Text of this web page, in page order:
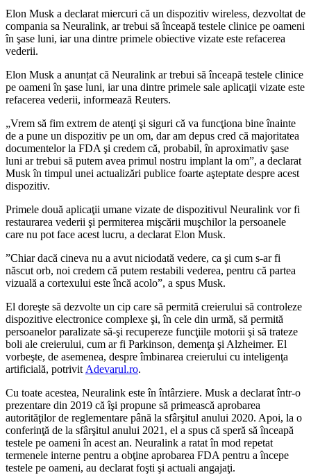
Elon Musk a declarat miercuri că un dispozitiv wireless, dezvoltat de
compania sa Neuralink, ar trebui să înceapă testele clinice pe oameni
în şase luni, iar una dintre primele obiective vizate este refacerea
vederii.
Elon Musk a anunțat că Neuralink ar trebui să înceapă testele clinice
pe oameni în şase luni, iar una dintre primele sale aplicaţii vizate este
refacerea vederii, informează Reuters.
„Vrem să fim extrem de atenţi şi siguri că va funcţiona bine înainte
de a pune un dispozitiv pe un om, dar am depus cred că majoritatea
documentelor la FDA şi credem că, probabil, în aproximativ şase
luni ar trebui să putem avea primul nostru implant la om”, a declarat
Musk în timpul unei actualizări publice foarte aşteptate despre acest
dispozitiv.
Primele două aplicaţii umane vizate de dispozitivul Neuralink vor fi
restaurarea vederii şi permiterea mişcării muşchilor la persoanele
care nu pot face acest lucru, a declarat Elon Musk.
”Chiar dacă cineva nu a avut niciodată vedere, ca şi cum s-ar fi
născut orb, noi credem că putem restabili vederea, pentru că partea
vizuală a cortexului este încă acolo”, a spus Musk.
El doreşte să dezvolte un cip care să permită creierului să controleze
dispozitive electronice complexe şi, în cele din urmă, să permită
persoanelor paralizate să-şi recupereze funcţiile motorii şi să trateze
boli ale creierului, cum ar fi Parkinson, demenţa şi Alzheimer. El
vorbeşte, de asemenea, despre îmbinarea creierului cu inteligenţa
artificială, potrivitAdevarul.ro.
Cu toate acestea, Neuralink este în întârziere. Musk a declarat într-o
prezentare din 2019 că îşi propune să primească aprobarea
autorităţilor de reglementare până la sfârşitul anului 2020. Apoi, la o
conferinţă de la sfârşitul anului 2021, el a spus că speră să înceapă
testele pe oameni în acest an. Neuralink a ratat în mod repetat
termenele interne pentru a obţine aprobarea FDA pentru a începe
testele pe oameni, au declarat foşti şi actuali angajaţi.